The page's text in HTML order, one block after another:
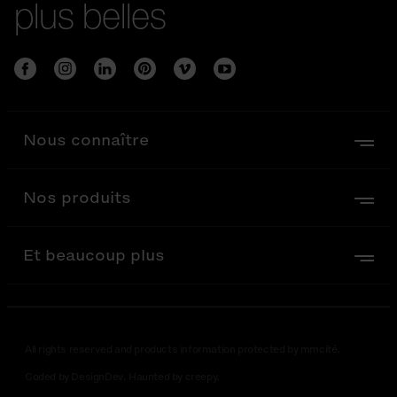
plus belles
Nous connaître
Nos produits
Et beaucoup plus